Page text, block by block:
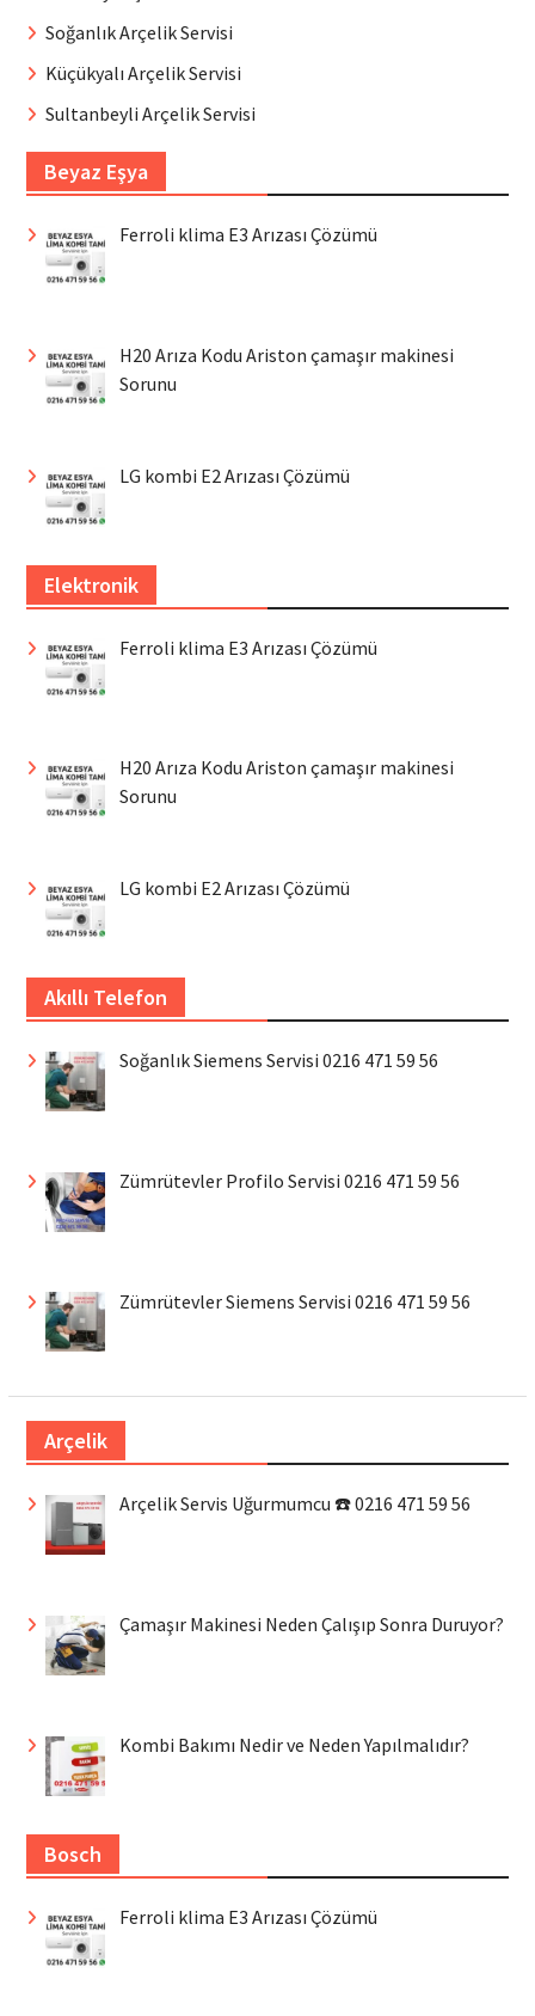
Soğanlık Arçelik Servisi
Küçükyalı Arçelik Servisi
Sultanbeyli Arçelik Servisi
Beyaz Eşya
Ferroli klima E3 Arızası Çözümü
H20 Arıza Kodu Ariston çamaşır makinesi
Sorunu
LG kombi E2 Arızası Çözümü
Elektronik
Ferroli klima E3 Arızası Çözümü
H20 Arıza Kodu Ariston çamaşır makinesi
Sorunu
LG kombi E2 Arızası Çözümü
Akıllı Telefon
Soğanlık Siemens Servisi 0216 471 59 56
Zümrütevler Profilo Servisi 0216 471 59 56
Zümrütevler Siemens Servisi 0216 471 59 56
Arçelik
Arçelik Servis Uğurmumcu ☎️ 0216 471 59 56
Çamaşır Makinesi Neden Çalışıp Sonra Duruyor?
Kombi Bakımı Nedir ve Neden Yapılmalıdır?
Bosch
Ferroli klima E3 Arızası Çözümü